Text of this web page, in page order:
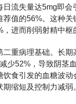
流失量达5mg即
值的56%。这种
进而削弱射精中枢
重病理基础。长
少52%，导致阴茎
食引发的血糖波
缩短及控制力减弱